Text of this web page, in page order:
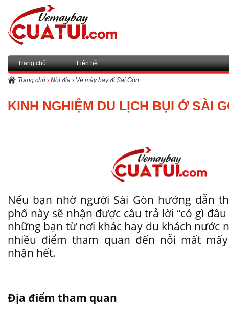
Trang chủ Liên hệ
Trang chủ › Nội địa › Vé máy bay đi Sài Gòn
KINH NGHIỆM DU LỊCH BỤI Ở SÀI
Nếu bạn nhờ người Sài Gòn hướng dẫn
phố này sẽ nhận được câu trả lời “có gì
những bạn từ nơi khác hay du khách nước
nhiều điểm tham quan đến nỗi mất
nhận hết.
Địa điểm tham quan